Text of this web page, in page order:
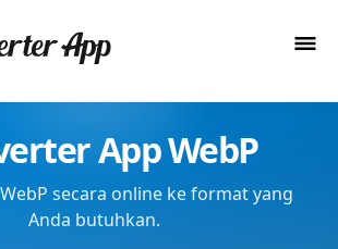
App WebP
secara online ke format yang
Anda butuhkan.